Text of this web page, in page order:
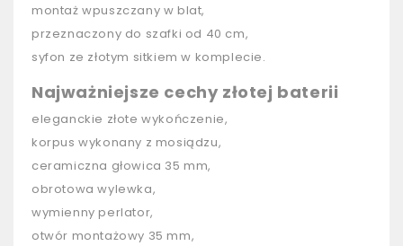
montaż wpuszczany w blat,
przeznaczony do szafki od 40 cm,
syfon ze złotym sitkiem w komplecie.
Najważniejsze cechy złotej baterii
eleganckie złote wykończenie,
korpus wykonany z mosiądzu,
ceramiczna głowica 35 mm,
obrotowa wylewka,
wymienny perlator,
otwór montażowy 35 mm,